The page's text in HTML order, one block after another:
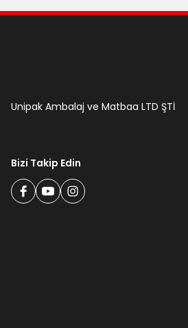
Unipak Ambalaj ve Matbaa LTD ŞTİ
Bizi Takip Edin